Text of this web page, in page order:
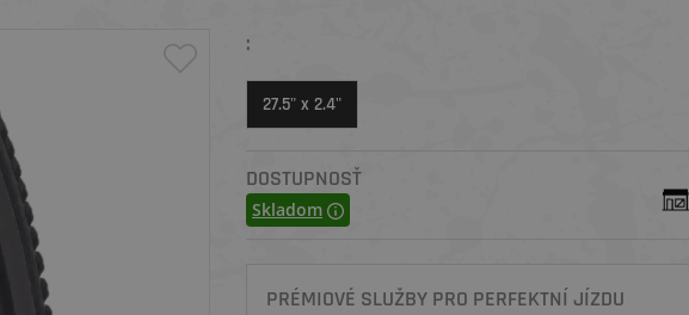
:
27.5" x 2.4"
DOSTUPNOSŤ
Skladom
PRÉMIOVÉ SLUŽBY PRO PERFEKTNÍ JÍZDU